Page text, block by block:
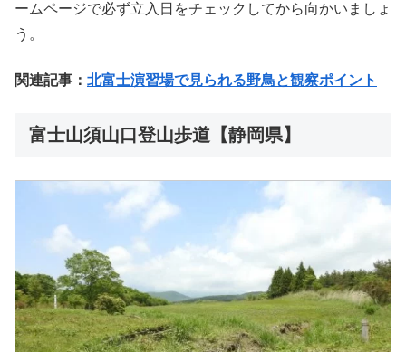
ームページで必ず立入日をチェックしてから向かいましょ
う。
関連記事： 北富士演習場で見られる野鳥と観察ポイント
富士山須山口登山歩道【静岡県】